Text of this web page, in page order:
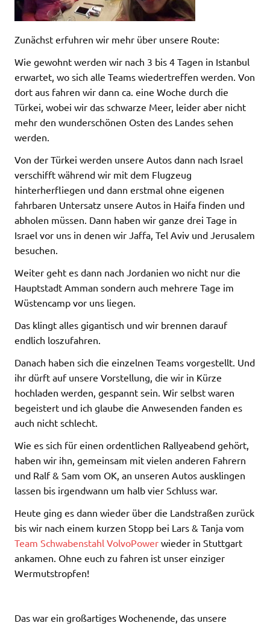
Zunächst erfuhren wir mehr über unsere Route:
Wie gewohnt werden wir nach 3 bis 4 Tagen in Istanbul
erwartet, wo sich alle Teams wiedertreffen werden. Von
dort aus fahren wir dann ca. eine Woche durch die
Türkei, wobei wir das schwarze Meer, leider aber nicht
mehr den wunderschönen Osten des Landes sehen
werden.
Von der Türkei werden unsere Autos dann nach Israel
verschifft während wir mit dem Flugzeug
hinterherfliegen und dann erstmal ohne eigenen
fahrbaren Untersatz unsere Autos in Haifa finden und
abholen müssen. Dann haben wir ganze drei Tage in
Israel vor uns in denen wir Jaffa, Tel Aviv und Jerusalem
besuchen.
Weiter geht es dann nach Jordanien wo nicht nur die
Hauptstadt Amman sondern auch mehrere Tage im
Wüstencamp vor uns liegen.
Das klingt alles gigantisch und wir brennen darauf
endlich loszufahren.
Danach haben sich die einzelnen Teams vorgestellt. Und
ihr dürft auf unsere Vorstellung, die wir in Kürze
hochladen werden, gespannt sein. Wir selbst waren
begeistert und ich glaube die Anwesenden fanden es
auch nicht schlecht.
Wie es sich für einen ordentlichen Rallyeabend gehört,
haben wir ihn, gemeinsam mit vielen anderen Fahrern
und Ralf & Sam vom OK, an unseren Autos ausklingen
lassen bis irgendwann um halb vier Schluss war.
Heute ging es dann wieder über die Landstraßen zurück
bis wir nach einem kurzen Stopp bei Lars & Tanja vom
Team Schwabenstahl VolvoPower wieder in Stuttgart
ankamen. Ohne euch zu fahren ist unser einziger
Wermutstropfen!
Das war ein großartiges Wochenende, das unsere